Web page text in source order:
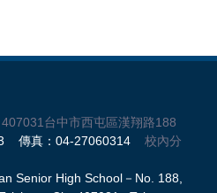
407031台中市西屯區漢翔路188
傳真：04-27060314 校內分
Senior High School－No. 188,